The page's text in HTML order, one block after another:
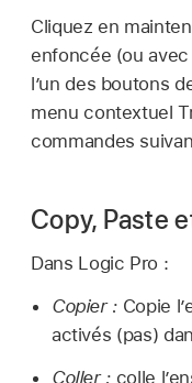
Cliquez en
enfoncée (ou
l’un des boutons
menu contextuel
commandes
Copy, Paste
Dans Logic Pro :
Copier : Copie
activés (pas)
Coller : colle